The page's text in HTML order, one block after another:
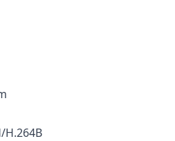
H.264B